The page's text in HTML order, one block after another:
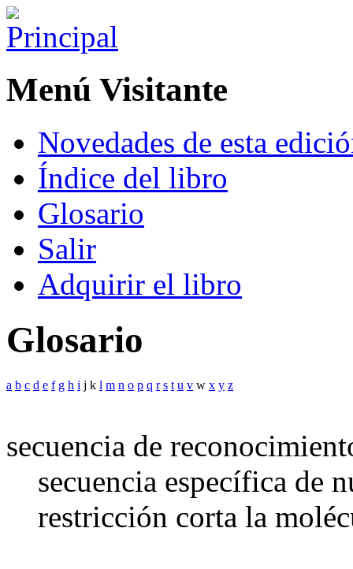
Menú Visitante
Novedades de esta
Índice del libro
Glosario
Salir
Adquirir el libro
Glosario
a b c d e f g h i j k l m n o p q r s t u v w x y z
secuencia de
secuencia específica de
restricción corta la